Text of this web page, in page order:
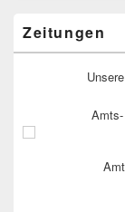
Zeitungen